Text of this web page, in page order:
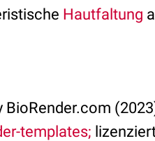
Hautfaltung
BioRender.com
templates;